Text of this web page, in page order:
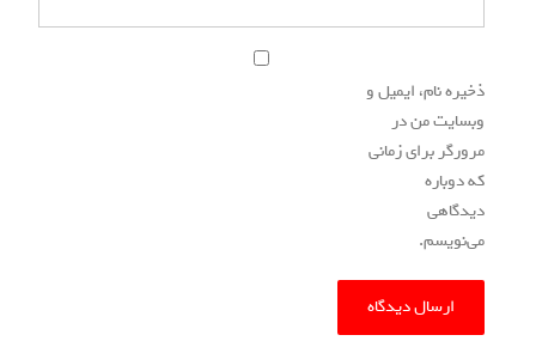
ذخیره نام، ایمیل و
وبسایت من در
مرورگر برای زمانی
که دوباره
دیدگاهی
می‌نویسم.